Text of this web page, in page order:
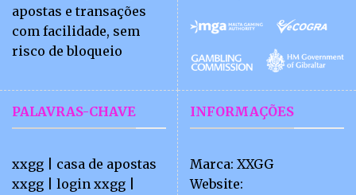
apostas e transações
com facilidade, sem
risco de bloqueio
PALAVRAS-CHAVE
xxgg | casa de apostas
xxgg | login xxgg |
INFORMAÇÕES
Marca: XXGG
Website: